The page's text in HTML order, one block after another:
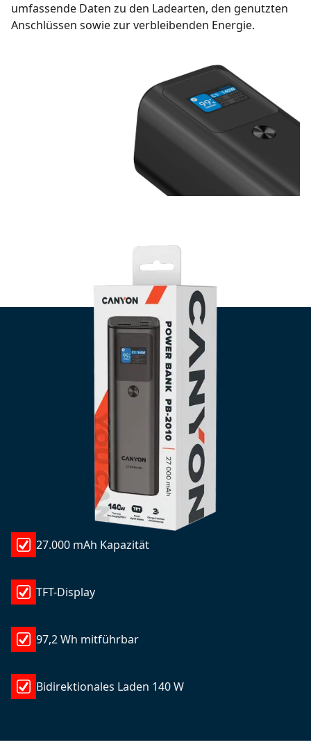
umfassende Daten zu den Ladearten, den genutzten
Anschlüssen sowie zur verbleibenden Energie.
27.000 mAh Kapazität
TFT-Display
97,2 Wh mitführbar
Bidirektionales Laden 140 W